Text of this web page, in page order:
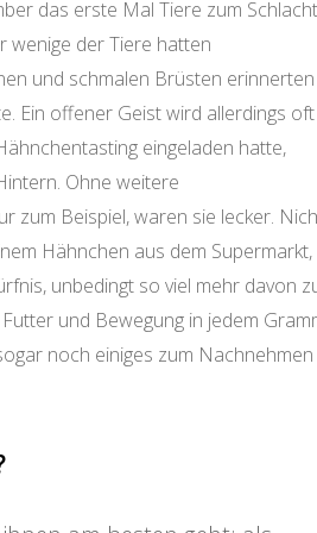
das erste Mal Tiere zum
wenige der Tiere hatten
und schmalen Brüsten erinnerten
Ein offener Geist wird allerdings oft
eingeladen hatte,
Ohne weitere
zum Beispiel, waren sie lecker.
Hähnchen aus dem Supermarkt,
unbedingt so viel mehr davon
und Bewegung in jedem
noch einiges zum Nachnehmen